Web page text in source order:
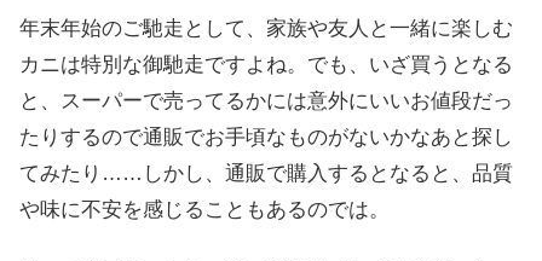
年末年始のご馳走として、家族や友人と一緒に楽しむ
カニは特別な御馳走ですよね。でも、いざ買うとなる
と、スーパーで売ってるかには意外にいいお値段だっ
たりするので通販でお手頃なものがないかなあと探し
てみたり……しかし、通販で購入するとなると、品質
や味に不安を感じることもあるのでは。